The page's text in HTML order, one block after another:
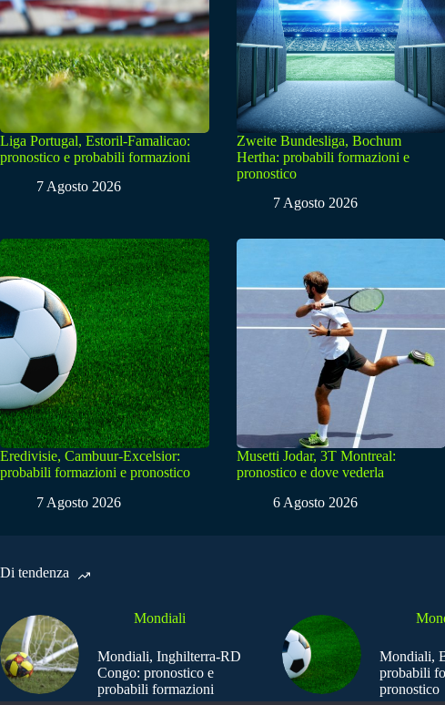
Liga Portugal, Estoril-Famalicao:
pronostico e probabili formazioni
7 Agosto 2026
Zweite Bundesliga, Bochum
Hertha: probabili formazioni e
pronostico
7 Agosto 2026
Eredivisie, Cambuur-Excelsior:
probabili formazioni e pronostico
7 Agosto 2026
Musetti Jodar, 3T Montreal:
pronostico e dove vederla
6 Agosto 2026
Di tendenza
Mondiali
Mondiali, Inghilterra-RD
Congo: pronostico e
probabili formazioni
Mondiali,
probabili
pronostico